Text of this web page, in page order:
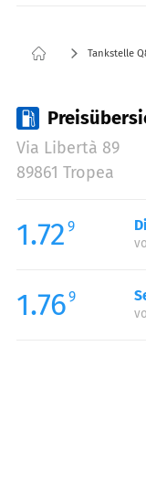
Tankstelle
Via Libertà 89
89861 Tropea
1.72 9
1.769